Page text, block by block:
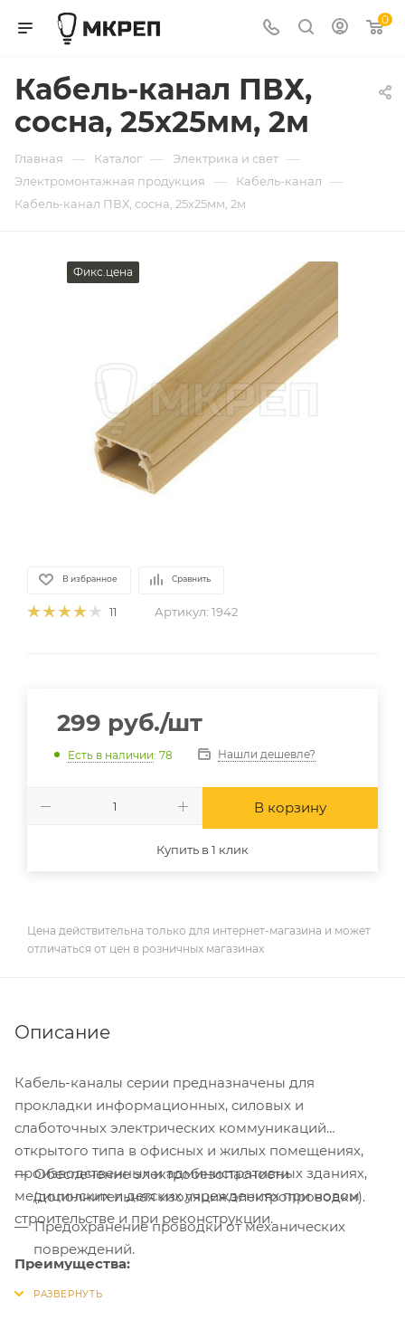
0
Кабель-канал ПВХ,
сосна, 25x25мм, 2м
Главная — Каталог — Электрика и свет —
Электромонтажная продукция — Кабель-канал —
Кабель-канал ПВХ, сосна, 25x25мм, 2м
Фикс.цена
В избранное Сравнить
11 Артикул: 1942
299 руб./шт
Есть в наличии: 78 Нашли дешевле?
В корзину
Купить в 1 клик
Цена действительна только для интернет-магазина и может
отличаться от цен в розничных магазинах
Описание
Кабель-каналы серии предназначены для
прокладки информационных, силовых и
слаботочных электрических коммуникаций
открытого типа в офисных и жилых помещениях,
производственных и административных зданиях,
медицинских и детских учреждениях при новом
строительстве и при реконструкции.
Преимущества:
Обеспечение электробезопасности
(дополнительная изоляция электропроводки).
Предохранение проводки от механических
повреждений.
замыкании.